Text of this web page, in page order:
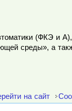
(ФКЭ и
среды», а
на сайт